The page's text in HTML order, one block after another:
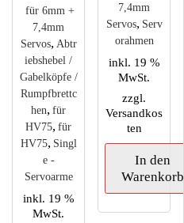
für 6mm +
7,4mm
Servos, Abtr
iebshebel /
Gabelköpfe /
Rumpfbrettc
hen, für
HV75, für
HV75, Singl
e -
Servoarme
inkl. 19 %
MwSt.
7,4mm
Servos, Serv
orahmen
inkl. 19 %
MwSt.
zzgl.
Versandkos
ten
In den
Warenkorb